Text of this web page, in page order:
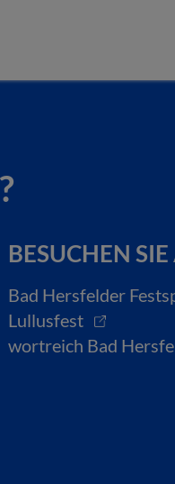
BESUCHEN
Bad Hersfelder
Lullusfest
wortreich Bad